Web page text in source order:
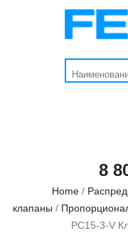
8
Home/
клапаны /
PC15-3-V